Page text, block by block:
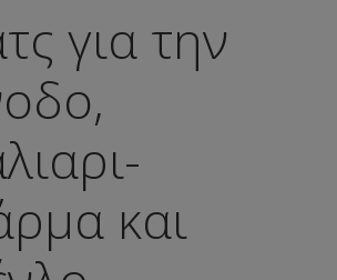
για την
και